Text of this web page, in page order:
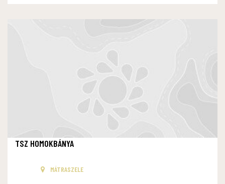
TSZ HOMOKBÁNYA
MÁTRASZELE